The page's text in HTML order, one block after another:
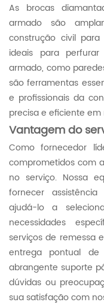
As brocas
armado são
construção civil
ideais para
armado, como
são ferramentas
e profissionais da
precisa e eficiente
Vantagem do
Como fornecedor
comprometidos com
no serviço. Nossa
fornecer
ajudá-lo a
necessidades
serviços de remessa
entrega pontual de
abrangente suporte
dúvidas ou
sua satisfação com